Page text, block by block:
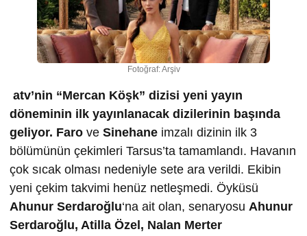
Fotoğraf: Arşiv
atv’nin “Mercan Köşk” dizisi yeni yayın
döneminin ilk yayınlanacak dizilerinin başında
geliyor. Faro ve Sinehane imzalı dizinin ilk 3
bölümünün çekimleri Tarsus’ta tamamlandı. Havanın
çok sıcak olması nedeniyle sete ara verildi. Ekibin
yeni çekim takvimi henüz netleşmedi. Öyküsü
Ahunur Serdaroğ lu‘na ait olan, senaryosu Ahunur
Serdaroğ lu, Atilla Özel, Nalan Merter